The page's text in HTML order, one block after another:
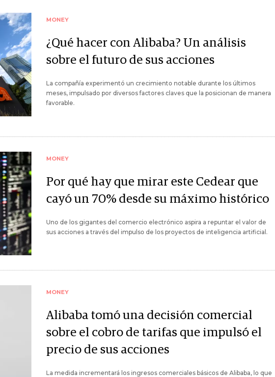
MONEY
¿Qué hacer con Alibaba? Un análisis
sobre el futuro de sus acciones
La compañía experimentó un crecimiento notable durante los últimos
meses, impulsado por diversos factores claves que la posicionan de manera
favorable.
MONEY
Por qué hay que mirar este Cedear que
cayó un 70% desde su máximo histórico
Uno de los gigantes del comercio electrónico aspira a repuntar el valor de
sus acciones a través del impulso de los proyectos de inteligencia artificial.
MONEY
Alibaba tomó una decisión comercial
sobre el cobro de tarifas que impulsó el
precio de sus acciones
La medida incrementará los ingresos comerciales básicos de Alibaba, lo que